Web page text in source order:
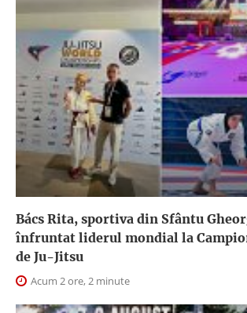
Bács Rita, sportiva din Sfântu
înfruntat liderul mondial la
de Ju-Jitsu
Acum 2 ore, 2 minute